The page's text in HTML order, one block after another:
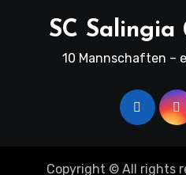
SC Salingia
10 Mannschaften –
Copyright © All rights